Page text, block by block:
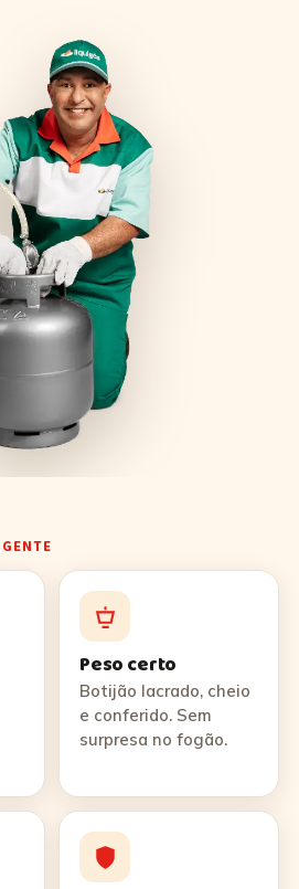
Peso certo
Botijão lacrado, cheio
e conferido. Sem
surpresa no fogão.